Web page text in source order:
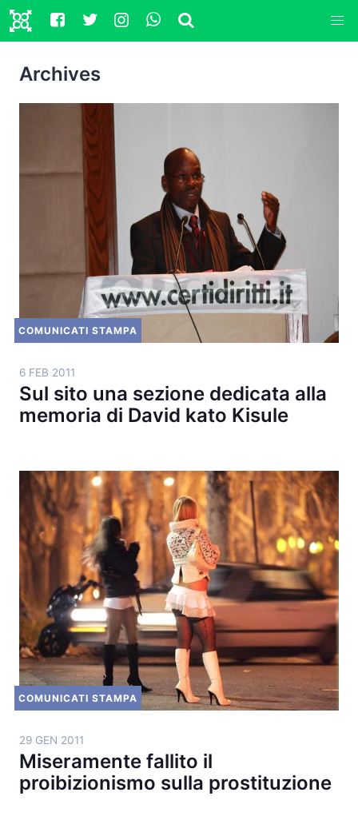
Archives
COMUNICATI STAMPA
6 FEB 2011
Sul sito una sezione dedicata alla
memoria di David kato Kisule
COMUNICATI STAMPA
29 GEN 2011
Miseramente fallito il
proibizionismo sulla prostituzione